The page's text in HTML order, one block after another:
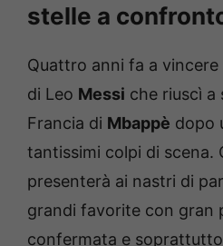
stelle a
Quattro anni fa a vincere
di Leo Messi che riuscì a
Francia di Mbappè dopo
tantissimi colpi di scena.
presenterà ai nastri di
grandi favorite con gran
confermata e